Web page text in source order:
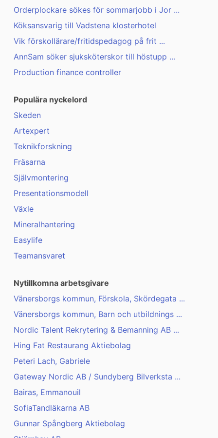
Orderplockare sökes för sommarjobb i Jor ...
Köksansvarig till Vadstena klosterhotel
Vik förskollärare/fritidspedagog på frit ...
AnnSam söker sjuksköterskor till höstupp ...
Production finance controller
Populära nyckelord
Skeden
Artexpert
Teknikforskning
Fräsarna
Självmontering
Presentationsmodell
Växle
Mineralhantering
Easylife
Teamansvaret
Nytillkomna arbetsgivare
Vänersborgs kommun, Förskola, Skördegata ...
Vänersborgs kommun, Barn och utbildnings ...
Nordic Talent Rekrytering & Bemanning AB ...
Hing Fat Restaurang Aktiebolag
Peteri Lach, Gabriele
Gateway Nordic AB / Sundyberg Bilverksta ...
Bairas, Emmanouil
SofiaTandläkarna AB
Gunnar Spångberg Aktiebolag